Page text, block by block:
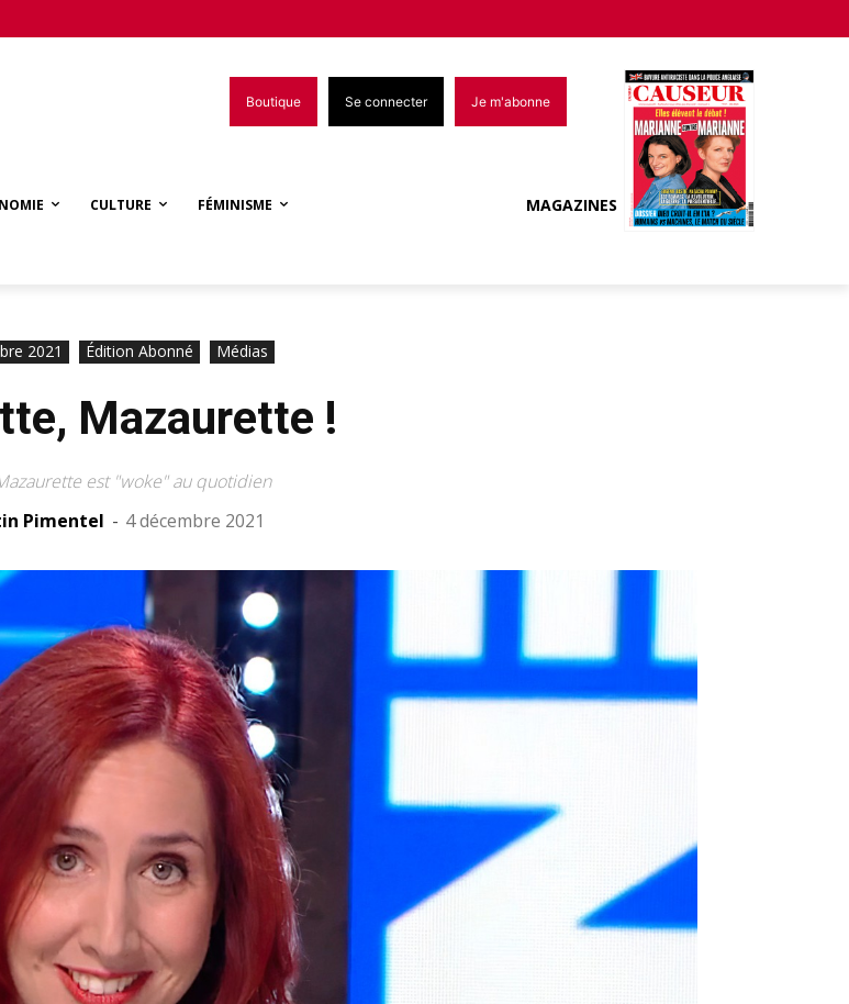
Boutique Se connecter Je m'abonne
CULTURE FÉMINISME MAGAZINES
2021 Édition Abonné Médias
Mazaurette !
est "woke" au quotidien
Pimentel - 4 décembre 2021